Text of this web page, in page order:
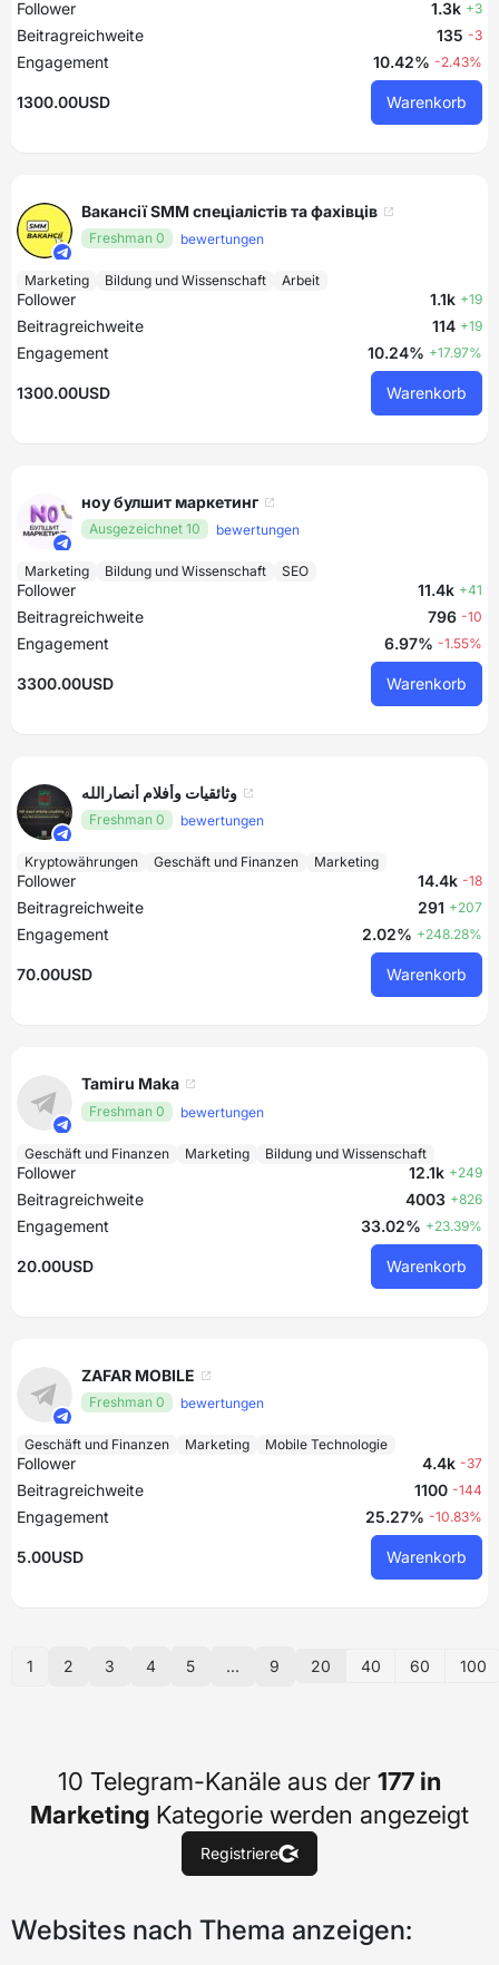
Follower 1.3k +3
Beitragreichweite 135 -3
Engagement 10.42% -2.43%
1300.00USD Warenkorb
Вакансії SMM спеціалістів та фахівців
Freshman 0 bewertungen
Marketing Bildung und Wissenschaft Arbeit
Follower 1.1k +19
Beitragreichweite 114 +19
Engagement 10.24% +17.97%
1300.00USD Warenkorb
ноу булшит маркетинг
Ausgezeichnet 10 bewertungen
Marketing Bildung und Wissenschaft SEO
Follower 11.4k +41
Beitragreichweite 796 -10
Engagement 6.97% -1.55%
3300.00USD Warenkorb
وثائقيات وأفلام أنصارالله
Freshman 0 bewertungen
Kryptowährungen Geschäft und Finanzen Marketing
Follower 14.4k -18
Beitragreichweite 291 +207
Engagement 2.02% +248.28%
70.00USD Warenkorb
Tamiru Maka
Freshman 0 bewertungen
Geschäft und Finanzen Marketing Bildung und Wissenschaft
Follower 12.1k +249
Beitragreichweite 4003 +826
Engagement 33.02% +23.39%
20.00USD Warenkorb
ZAFAR MOBILE
Freshman 0 bewertungen
Geschäft und Finanzen Marketing Mobile Technologie
Follower 4.4k -37
Beitragreichweite 1100 -144
Engagement 25.27% -10.83%
5.00USD Warenkorb
1 2 3 4 5 ... 9 20 40 60 100
10 Telegram-Kanäle aus der 177 in
Marketing Kategorie werden angezeigt
Registriere
Websites nach Thema anzeigen: